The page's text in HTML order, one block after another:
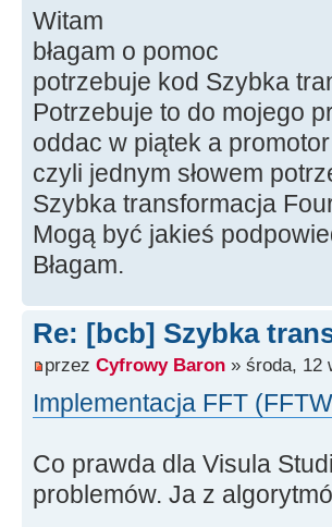
Witam
błagam o pomoc
potrzebuje kod Szybka
Potrzebuje to do mojego
oddac w piątek a
czyli jednym słowem
Szybka transformacja
Mogą być jakieś
Błagam.
Re: [bcb] Szybka
przez Cyfrowy Baron » środa, 12
Implementacja FFT
Co prawda dla Visula
problemów. Ja z